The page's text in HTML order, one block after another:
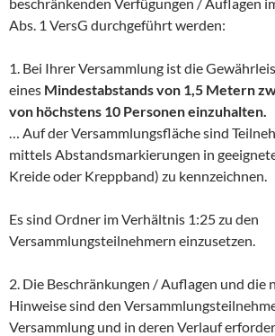
Abs. 1 VersG durchgeführt werden:
1. Bei Ihrer Versammlung ist die
eines Mindestabstandsvon 1,5 Metern
von höchstens 10 Personen einzuhalten.
… Auf der Versammlungsfläche sind
mittels Abstandsmarkierungen in
Kreide oder Kreppband) zu kennzeichnen.
Es sind Ordner im Verhältnis 1:25 zu den
Versammlungsteilnehmern einzusetzen.
2. Die Beschränkungen / Auflagen und die
Hinweise sind den
Versammlung und in deren Verlauf